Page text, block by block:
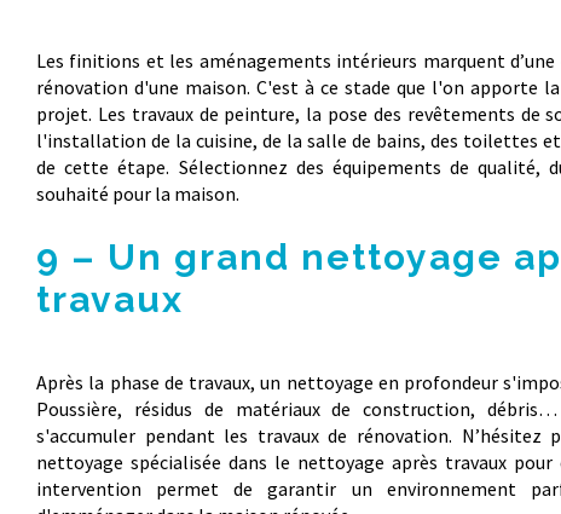
Les finitions et les aménagements intérieurs marquent
rénovation d'une maison. C'est à ce stade que l'on apporte
projet. Les travaux de peinture, la pose des revêtements de
l'installation de la cuisine, de la salle de bains, des toilettes
de cette étape. Sélectionnez des équipements de qualité,
souhaité pour la maison.
9 – Un grand nettoyage
travaux
Après la phase de travaux, un nettoyage en profondeur
Poussière, résidus de matériaux de construction,
s'accumuler pendant les travaux de rénovation.
nettoyage spécialisée dans le nettoyage après travaux
intervention permet de garantir un environnement